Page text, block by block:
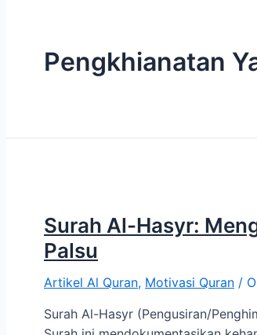
Pengkhianatan
Surah Al-Hasyr:
Palsu
Artikel Al Quran, Motivasi Quran /
Surah Al-Hasyr (Pengusiran/